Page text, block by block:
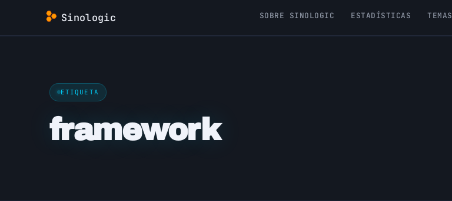
contenido
Sinologic SOBRE SINOLOGIC ESTADÍSTICAS TEMAS
ETIQUETA
framework